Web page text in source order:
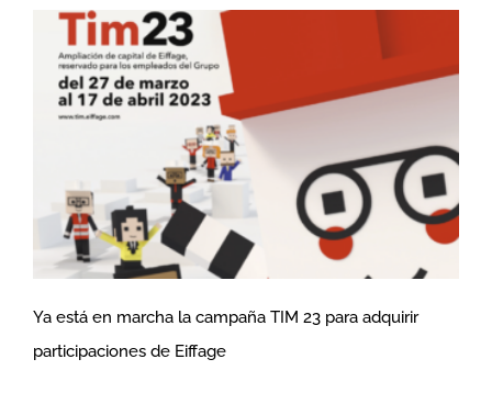
Ya está en marcha la campaña TIM 23 para adquirir
participaciones de Eiffage